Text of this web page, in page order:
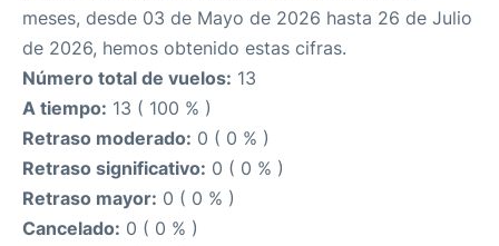
meses, desde 03 de Mayo de 2026 hasta 26 de Julio
de 2026, hemos obtenido estas cifras.
Número total de vuelos: 13
A tiempo: 13 ( 100 % )
Retraso moderado: 0 ( 0 % )
Retraso significativo: 0 ( 0 % )
Retraso mayor: 0 ( 0 % )
Cancelado: 0 ( 0 % )